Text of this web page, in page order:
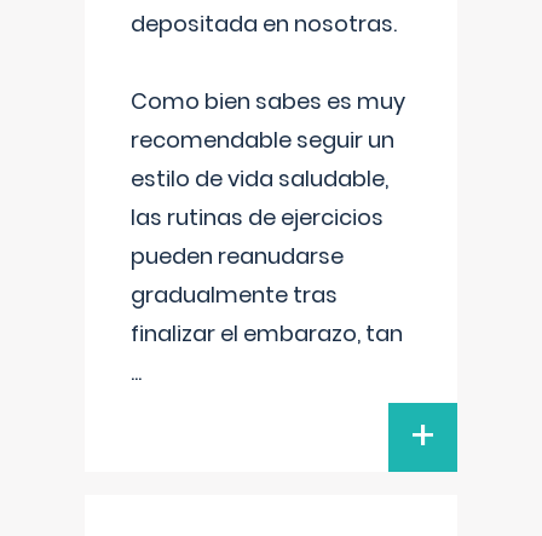
depositada en nosotras.
Como bien sabes es muy
recomendable seguir un
estilo de vida saludable,
las rutinas de ejercicios
pueden reanudarse
gradualmente tras
finalizar el embarazo, tan
...
+